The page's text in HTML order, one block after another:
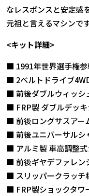
なレスポンスと安定感
元祖と言えるマシンです
<キット詳細>
■ 1991年世界選手権
■ 2ベルトドライブ
■ 前後ダブルウィッシ
■ FRP製 ダブルデッ
■ 前後ロングサスアー
■ 前後ユニバーサルシ
■ アルミ製 車高調整式
■ 前後ギヤデファレン
■ スリッパークラッチ
■ FRP製ショックタワ